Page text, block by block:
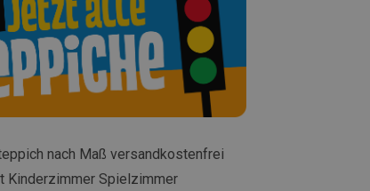
nach Maß versandkostenfrei
Kinderzimmer Spielzimmer